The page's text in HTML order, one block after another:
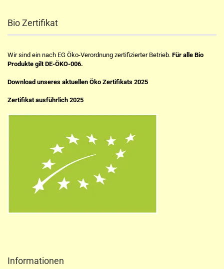
Bio Zertifikat
Wir sind ein nach EG Öko-Verordnung zertifizierter Betrieb. Für alle Bio
Produkte gilt DE-ÖKO-006.
Download unseres aktuellen Öko Zertifikats 2025
Zertifikat ausführlich 2025
Informationen